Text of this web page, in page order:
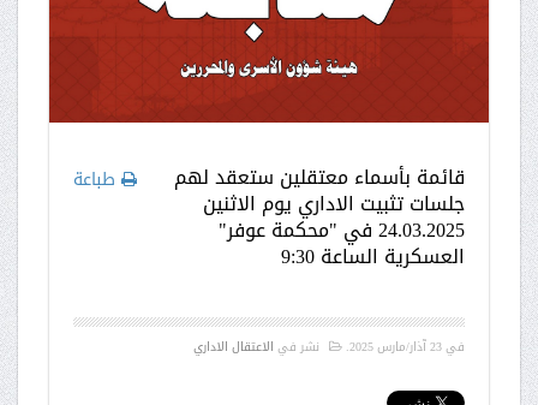
طباعة قائمة بأسماء معتقلين ستعقد لهم
جلسات تثبيت الاداري يوم الاثنين
24.03.2025 في "محكمة عوفر"
العسكرية الساعة 9:30
في23 آذار/مارس 2025 . نشر في الاعتقال الاداري